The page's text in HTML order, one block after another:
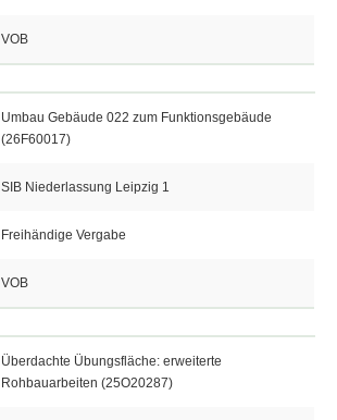
VOB
Umbau Gebäude 022 zum Funktionsgebäude
(26F60017)
SIB Niederlassung Leipzig 1
Freihändige Vergabe
VOB
Überdachte Übungsfläche: erweiterte
Rohbauarbeiten (25O20287)